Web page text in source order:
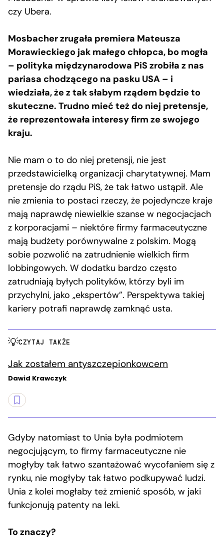
czy Ubera.
Mosbacher zrugała premiera Mateusza
Morawieckiego jak małego chłopca, bo mogła
– polityka międzynarodowa PiS zrobiła z nas
pariasa chodzącego na pasku USA – i
wiedziała, że z tak słabym rządem będzie to
skuteczne. Trudno mieć też do niej pretensje,
że reprezentowała interesy firm ze swojego
kraju.
Nie mam o to do niej pretensji, nie jest
przedstawicielką organizacji charytatywnej. Mam
pretensje do rządu PiS, że tak łatwo ustąpił. Ale
nie zmienia to postaci rzeczy, że pojedyncze kraje
mają naprawdę niewielkie szanse w negocjacjach
z korporacjami – niektóre firmy farmaceutyczne
mają budżety porównywalne z polskim. Mogą
sobie pozwolić na zatrudnienie wielkich firm
lobbingowych. W dodatku bardzo często
zatrudniają byłych polityków, którzy byli im
przychylni, jako „ekspertów”. Perspektywa takiej
kariery potrafi naprawdę zamknąć usta.
CZYTAJ TAKŻE
Jak zostałem antyszczepionkowcem
Dawid Krawczyk
Gdyby natomiast to Unia była podmiotem
negocjującym, to firmy farmaceutyczne nie
mogłyby tak łatwo szantażować wycofaniem się z
rynku, nie mogłyby tak łatwo podkupywać ludzi.
Unia z kolei mogłaby też zmienić sposób, w jaki
funkcjonują patenty na leki.
To znaczy?